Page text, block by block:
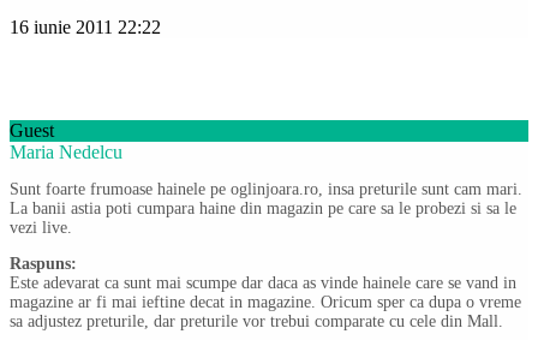
16 iunie 2011 22:22
Guest
Maria Nedelcu
Sunt foarte frumoase hainele pe oglinjoara.ro, insa preturile sunt cam mari.
La banii astia poti cumpara haine din magazin pe care sa le probezi si sa le
vezi live.
Raspuns:
Este adevarat ca sunt mai scumpe dar daca as vinde hainele care se vand in
magazine ar fi mai ieftine decat in magazine. Oricum sper ca dupa o vreme
sa adjustez preturile, dar preturile vor trebui comparate cu cele din Mall.